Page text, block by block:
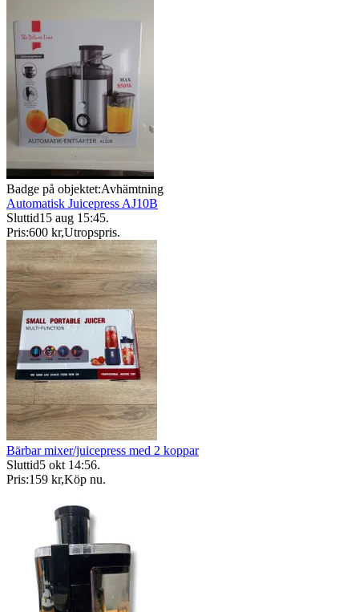
Badge på objektet:Avhämtning
Automatisk Juicepress AJ10B
Sluttid15 aug 15:45.
Pris:600 kr,Utropspris.
Bärbar mixer/juicepress med 2 koppar
Sluttid5 okt 14:56.
Pris:159 kr,Köp nu.